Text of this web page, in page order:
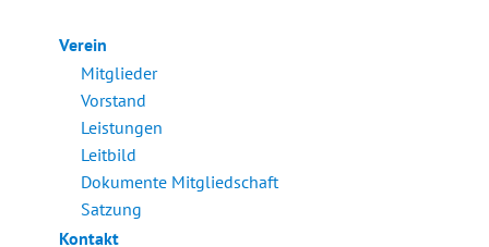
Verein
Mitglieder
Vorstand
Leistungen
Leitbild
Dokumente Mitgliedschaft
Satzung
Kontakt